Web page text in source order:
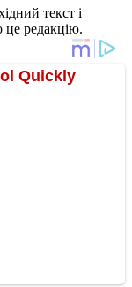
текст і
це редакцію.